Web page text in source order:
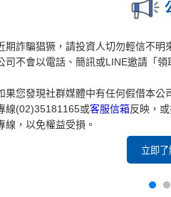
期詐騙猖獗，請投資人切勿輕信不明
司不會以電話、簡訊或LINE邀請「領
果您發現社群媒體中有任何假借本公
線(02)35181165或客服信箱反映，
線，以免權益受損。
立即了
法人聖嚴教育基金會監察人
聯合會計師事務所合夥會計師
國際財務顧問(股)公司董事長
獨立董事美國羅徹斯特大學經